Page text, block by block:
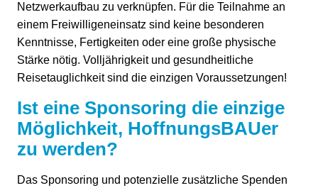
Netzwerkaufbau zu verknüpfen. Für die Teilnahme an
einem Freiwilligeneinsatz sind keine besonderen
Kenntnisse, Fertigkeiten oder eine große physische
Stärke nötig. Volljährigkeit und gesundheitliche
Reisetauglichkeit sind die einzigen Voraussetzungen!
Ist eine Sponsoring die einzige
Möglichkeit, HoffnungsBAUer
zu werden?
Das Sponsoring und potenzielle zusätzliche Spenden